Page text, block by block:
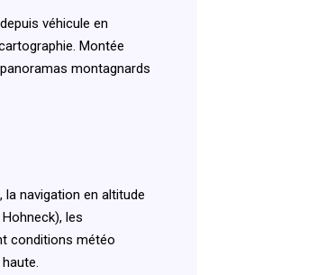
véhicule en
Montée
montagnards
navigation en altitude
les
conditions météo